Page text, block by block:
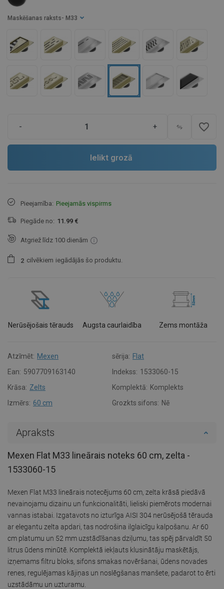
Maskēšanas raksts - M33
- + favorite_border
Ielikt grozā
Pieejamība: Pieejamās vispirms
Piegāde no: 11.99 €
Atgriež līdz 100 dienām
2 cilvēkiem iegādājās šo produktu.
Nerūsējošais tērauds Augsta caurlaidība Zems montāža
Atzīmēt: Mexen sērija: Flat
Ean: 5907709163140 Indekss: 1533060-15
Krāsa: Zelts Komplektā: Komplekts
Izmērs: 60 cm Grozkts sifons: Nē
Apraksts
Mexen Flat M33 lineārais noteks 60 cm, zelta -
1533060-15
Mexen Flat M33 lineārais notecējums 60 cm, zelta krāsā piedāvā
nevainojamu dizainu un funkcionalitāti, lieliski piemērots modernai
vannas istabai. Izgatavots no izturīga AISI 304 nerūsējošā tērauda
ar elegantu zelta apdari, tas nodrošina ilglaicīgu kalpošanu. Ar 60
cm platumu un 52 mm uzstādīšanas dziļumu, tas spēj pārvaldīt 50
litrus ūdens minūtē. Komplektā iekļauts klusinātāju maskētājs,
izņemams filtru bloks, sifons smakas novēršanai, ūdens novades
renes, regulējamas kājiņas un noslēgšanas manšete, padarot to ērti
uzstādāmu un uzturamu.